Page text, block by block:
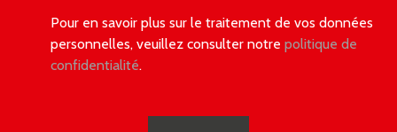
Pour en savoir plus sur le traitement de vos données
personnelles, veuillez consulter notre politique de
confidentialité.